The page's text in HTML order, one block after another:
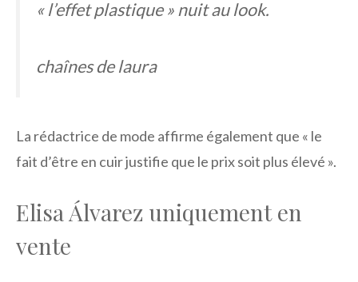
« l’effet plastique » nuit au look.
chaînes de laura
La rédactrice de mode affirme également que « le
fait d’être en cuir justifie que le prix soit plus élevé ».
Elisa Álvarez uniquement en
vente